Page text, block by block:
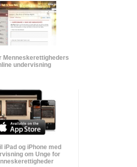
Menneskerettigheders
undervisning
iPad og iPhone med
om Unge for